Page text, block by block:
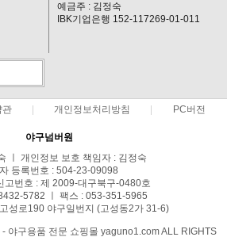
예금주 : 김정숙
IBK기업은행 152-117269-01-011
관 개인정보처리방침 PC버전
야구넘버원
ㅣ 개인정보 보호 책임자 : 김정숙
등록번호 : 504-23-09098
고번호 : 제 2009-대구북구-0480호
5782 ㅣ 팩스 : 053-351-5965
성로190 야구일번지 (고성동2가 31-6)
야구용품 전문 쇼핑몰 yaguno1.com ALL RIGHTS